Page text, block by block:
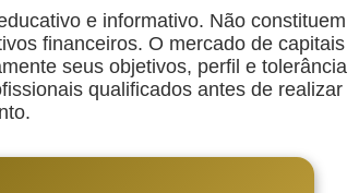
e informativo. Não constituem
financeiros. O mercado de capitais
seus objetivos, perfil e tolerância
qualificados antes de realizar